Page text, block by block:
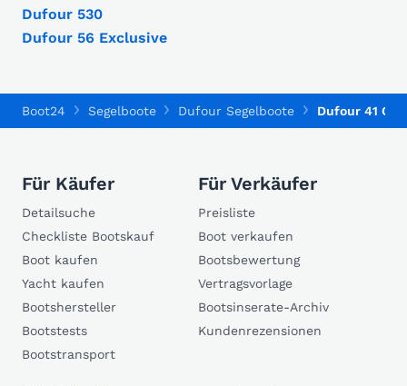
Dufour 530
Dufour 56 Exclusive
Boot24 Segelboote Dufour Segelboote Dufour 41
Für Käufer
Detailsuche
Checkliste Bootskauf
Boot kaufen
Yacht kaufen
Bootshersteller
Bootstests
Bootstransport
Für Verkäufer
Preisliste
Boot verkaufen
Bootsbewertung
Vertragsvorlage
Bootsinserate-Archiv
Kundenrezensionen